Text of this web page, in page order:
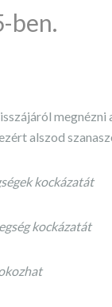
ben.
alszod
kockázatát
kockázatát